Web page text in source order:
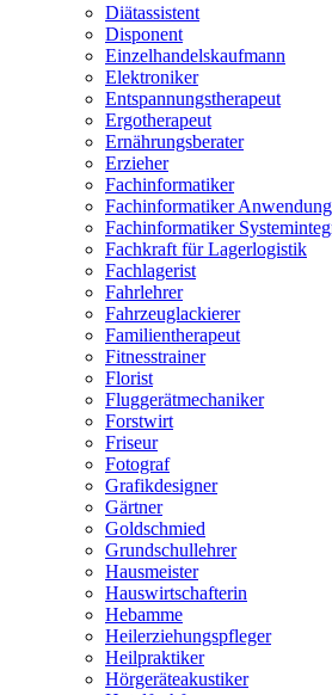
Diätassistent
Disponent
Einzelhandelskaufmann
Elektroniker
Entspannungstherapeut
Ergotherapeut
Ernährungsberater
Erzieher
Fachinformatiker
Fachinformatiker
Fachinformatiker
Fachkraft für Lagerlogistik
Fachlagerist
Fahrlehrer
Fahrzeuglackierer
Familientherapeut
Fitnesstrainer
Florist
Fluggerätmechaniker
Forstwirt
Friseur
Fotograf
Grafikdesigner
Gärtner
Goldschmied
Grundschullehrer
Hausmeister
Hauswirtschafterin
Hebamme
Heilerziehungspfleger
Heilpraktiker
Hörgeräteakustiker